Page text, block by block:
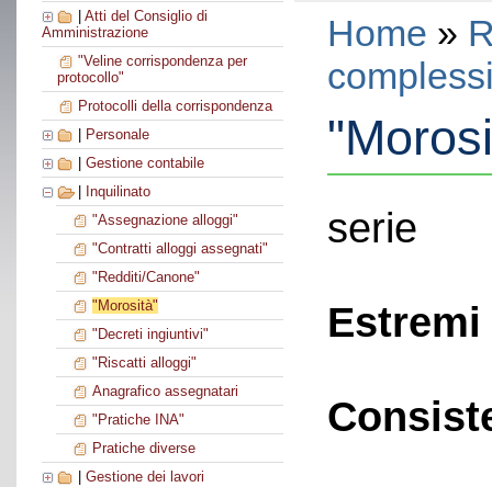
Atti del Consiglio di
Amministrazione
"Veline corrispondenza per
protocollo"
Protocolli della corrispondenza
Personale
Gestione contabile
Inquilinato
"Assegnazione alloggi"
"Contratti alloggi assegnati"
"Redditi/Canone"
"Morosità"
"Decreti ingiuntivi"
"Riscatti alloggi"
Anagrafico assegnatari
"Pratiche INA"
Pratiche diverse
Gestione dei lavori
Home »
serie